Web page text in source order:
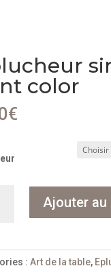
color
€
Ajouter au
: Art de la table,